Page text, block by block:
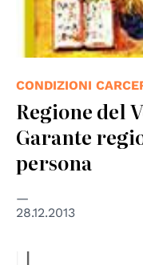
CONDIZIONI
Regione del
Garante
persona
28.12.2013